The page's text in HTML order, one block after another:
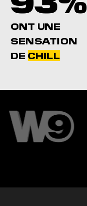
ONT UNE
SENSATION
DE CHILL